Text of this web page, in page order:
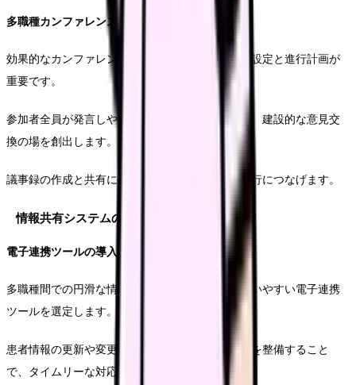
多職種カンファレンスの実施
効果的なカンファレンスの開催には、明確な目的設定と進行計画が
重要です。
参加者全員が発言しやすい雰囲気づくりを心がけ、建設的な意見交
換の場を創出します。
議事録の作成と共有により、決定事項の確実な実行につなげます。
情報共有システムの活用
電子連携ツールの導入
多職種間での円滑な情報共有を実現するため、使いやすい電子連携
ツールを選定します。
患者情報の更新や変更が即時に共有できる仕組みを整備すること
で、タイムリーな対応が可能となります。